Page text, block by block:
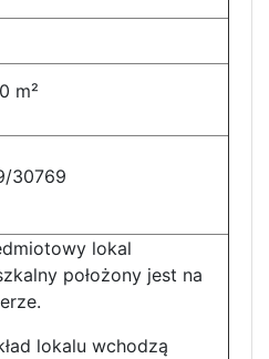
m²
30769
lokal
położony jest na
lokalu wchodzą